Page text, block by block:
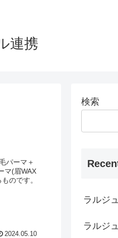
連携
パーマ＋
マ(眉WAX
のです。
2024.05.10
検索
ラルジ
ラルジ